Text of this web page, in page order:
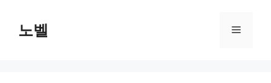
노벨 메